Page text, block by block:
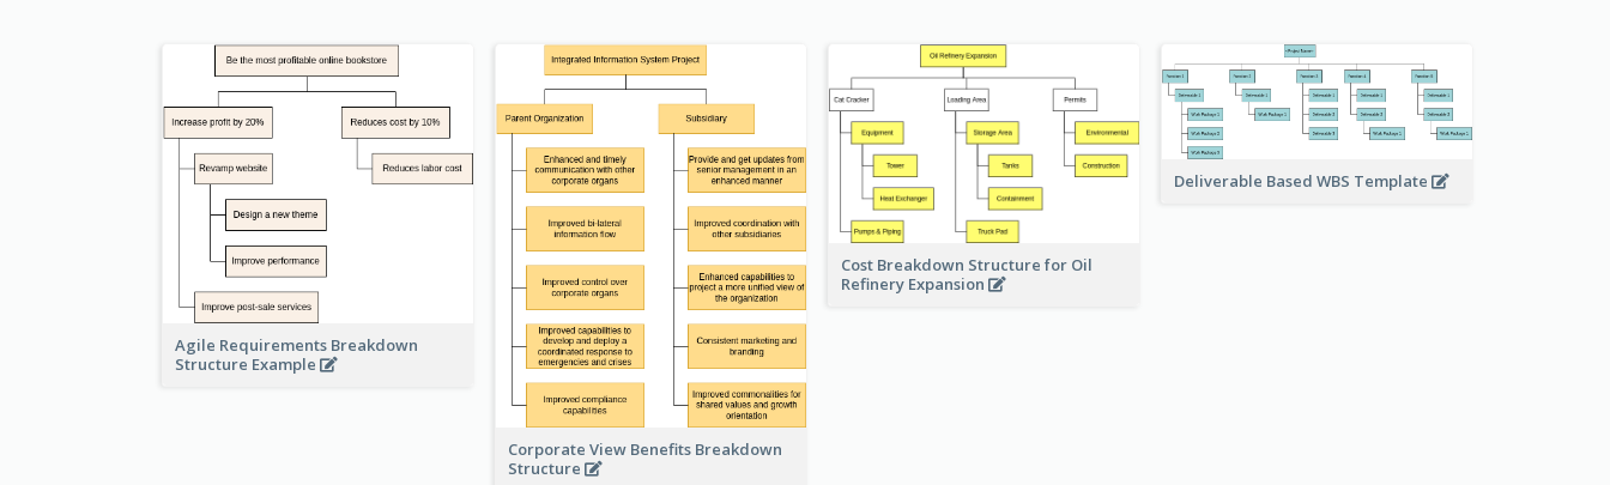
Agile Requirements Breakdown
Structure Example
Corporate View Benefits Breakdown
Structure
Cost Breakdown Structure for Oil
Refinery Expansion
Deliverable Based WBS Template